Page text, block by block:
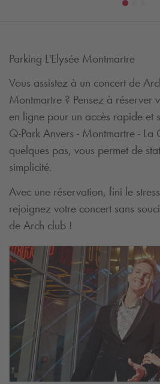
Parking L'Elysée Montmartre
Vous assistez à un concert de
Montmartre ? Pensez à réserver
en ligne pour un accès rapide et
Q-Park Anvers - Montmartre - La
quelques pas, vous permet de
simplicité.
Avec une réservation, fini le
rejoignez votre concert sans
de Arch club !